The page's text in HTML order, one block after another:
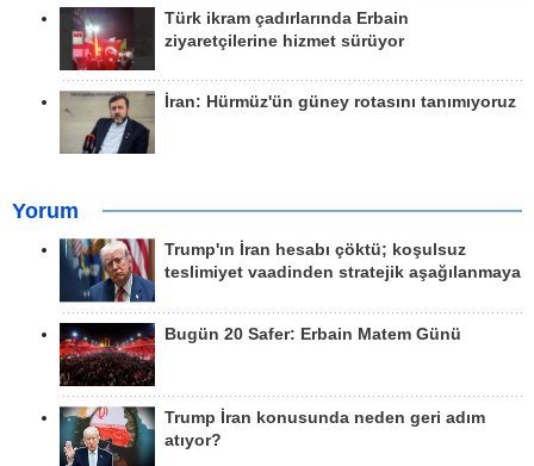
Türk ikram çadırlarında Erbain
ziyaretçilerine hizmet sürüyor
İran: Hürmüz'ün güney rotasını tanımıyoruz
Yorum
Trump'ın İran hesabı çöktü; koşulsuz
teslimiyet vaadinden stratejik aşağılanmaya
Bugün 20 Safer: Erbain Matem Günü
Trump İran konusunda neden geri adım
atıyor?